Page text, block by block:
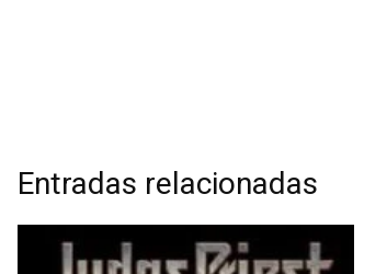
Entradas relacionadas